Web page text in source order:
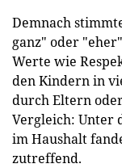
Demnach
ganz" oder
Werte wie
den Kindern in
durch Eltern
Vergleich: Unter
im Haushalt
zutreffend.